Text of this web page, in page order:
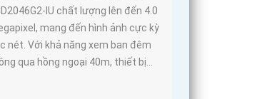
IU chất lượng lên đến 4.0
mang đến hình ảnh cực kỳ
nét. Với khả năng xem ban đêm
qua hồng ngoại 40m, thiết bị...